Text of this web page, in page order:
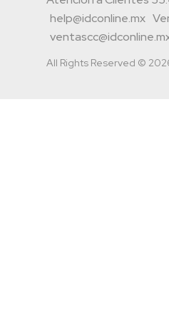
help@idconline.mx
All Rights Reserved ©